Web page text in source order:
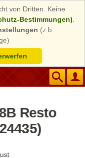
von Dritten. Keine
Bestimmungen)
(z.b.
Resto